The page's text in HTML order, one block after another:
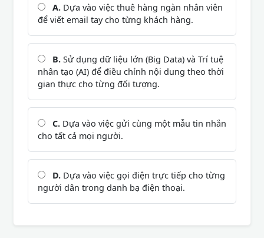
A. Dựa vào việc thuê hàng ngàn nhân viên
để viết email tay cho từng khách hàng.
B. Sử dụng dữ liệu lớn (Big Data) và Trí tuệ
nhân tạo (AI) để điều chỉnh nội dung theo thời
gian thực cho từng đối tượng.
C. Dựa vào việc gửi cùng một mẫu tin nhắn
cho tất cả mọi người.
D. Dựa vào việc gọi điện trực tiếp cho từng
người dân trong danh bạ điện thoại.